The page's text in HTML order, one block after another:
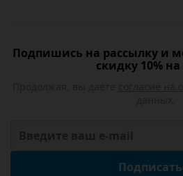
Подпишись на рассылку и
скидку 10% на